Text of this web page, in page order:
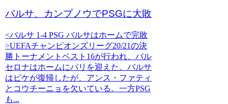
バルサ、カンプノウでPSGに大敗
<バルサ 1-4 PSG バルサはホームで完敗
>UEFAチャンピオンズリーグ20/21の決
勝トーナメントベスト16が行われ、バル
セロナはホームにパリを迎えた。バルサ
はピケが復帰したが、アンス・ファティ
とコウチーニョを欠いている。一方PSG
も...